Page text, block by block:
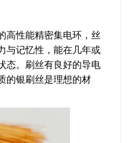
高性能精密集电环，丝
与记忆性，能在几年或
态。刷丝有良好的导电
的银刷丝是理想的材